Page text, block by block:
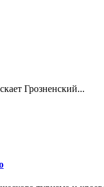
Грозненский...